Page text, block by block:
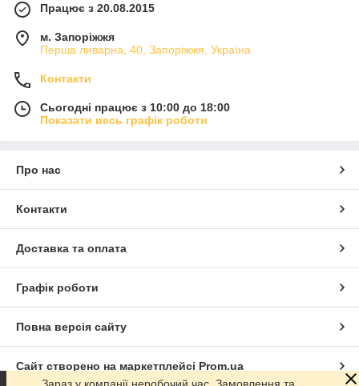
Працює з 20.08.2015
м. Запоріжжя
Перша ливарна, 40, Запоріжжя, Україна
Контакти
Сьогодні працює з 10:00 до 18:00
Показати весь графік роботи
Про нас
Контакти
Доставка та оплата
Графік роботи
Повна версія сайту
Сайт створено на маркетплейсі Prom.ua